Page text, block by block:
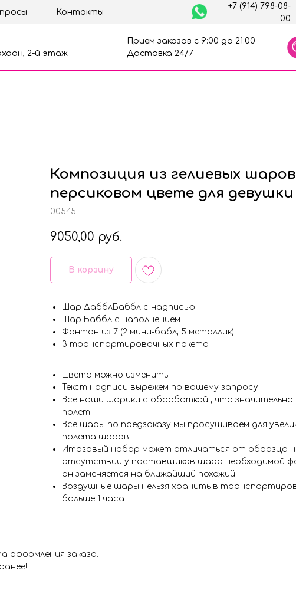
+7 (914) 798-08-
00
Контакты
Прием заказов с 9:00 до 21:00
Доставка 24/7
2-й этаж
Композиция из гелиевых
персиковом цвете для девушки
00545
9050,00 руб.
В корзину
Шар ДабблБаббл с надписью
Шар Баббл с наполнением
Фонтан из 7 (2 мини-бабл, 5 металлик)
3 транспортировочных пакета
Цвета можно изменить
Текст надписи вырежем по вашему запросу
Все наши шарики с обработкой , что значительно
полет.
Все шары по предзаказу мы просушиваем для
полета шаров.
Итоговый набор может отличаться от образца
отсутствии у поставщиков шара необходимой
он заменяется на ближайший похожий.
Воздушные шары нельзя хранить в
больше 1 часа
оформления заказа.